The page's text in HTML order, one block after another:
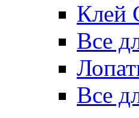
Клей
Все
Все